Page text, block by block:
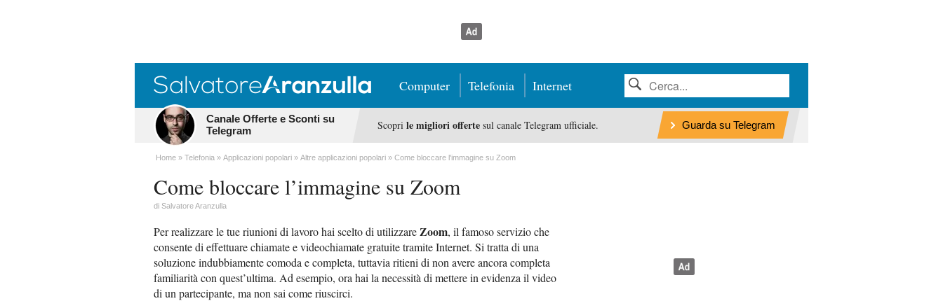
Computer Telefonia Internet
Canale Offerte e Sconti su
Telegram
Scopri le migliori offertesul canale Telegram ufficiale. Guarda su Telegram
Home Telefonia Applicazioni popolari Altre applicazioni popolari Come bloccare l'immagine su Zoom
Come bloccare l’immagine su Zoom
di Salvatore Aranzulla
Per realizzare le tue riunioni di lavoro hai scelto di utilizzareZoom, il famoso servizio che
consente di effettuare chiamate e videochiamate gratuite tramite Internet. Si tratta di una
soluzione indubbiamente comoda e completa, tuttavia ritieni di non avere ancora completa
familiarità con quest’ultima. Ad esempio, ora hai la necessità di mettere in evidenza il video
di un partecipante, ma non sai come riuscirci.